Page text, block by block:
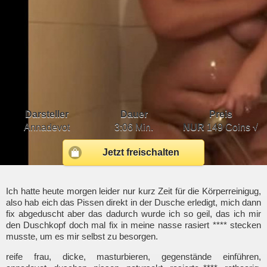
Darsteller Dauer
Preis
Annadevot
3:06 Min. NUR 149 Coins √
Jetzt freischalten
Ich hatte heute morgen leider nur kurz Zeit für die Körperreinigug,
also hab eich das Pissen direkt in der Dusche erledigt, mich dann
fix abgeduscht aber das dadurch wurde ich so geil, das ich mir
den Duschkopf doch mal fix in meine nasse rasiert **** stecken
musste, um es mir selbst zu besorgen.
reife frau, dicke, masturbieren, gegenstände einführen,